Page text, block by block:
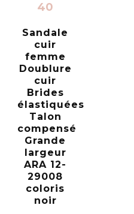
40
Sandale
cuir
femme
Doublure
cuir
Brides
élastiquées
Talon
compensé
Grande
largeur
ARA 12-
29008
coloris
noir